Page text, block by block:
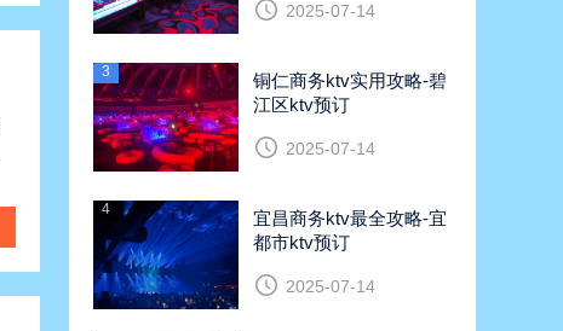
2025-07-14
3
铜仁商务ktv实用攻略-碧
江区ktv预订
2025-07-14
4
宜昌商务ktv最全攻略-宜
都市ktv预订
2025-07-14